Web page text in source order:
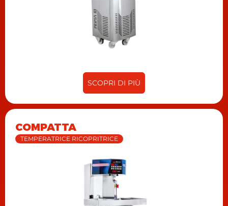
SCOPRI DI PIÙ
COMPATTA
TEMPERATRICE RICOPRITRICE